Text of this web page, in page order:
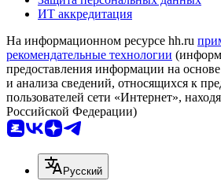
ИТ аккредитация
На информационном ресурсе hh.ru
рекомендательные технологии
предоставления информации на
и анализа сведений, относящихся к
пользователей сети «Интернет»,
Российской Федерации)
Русский